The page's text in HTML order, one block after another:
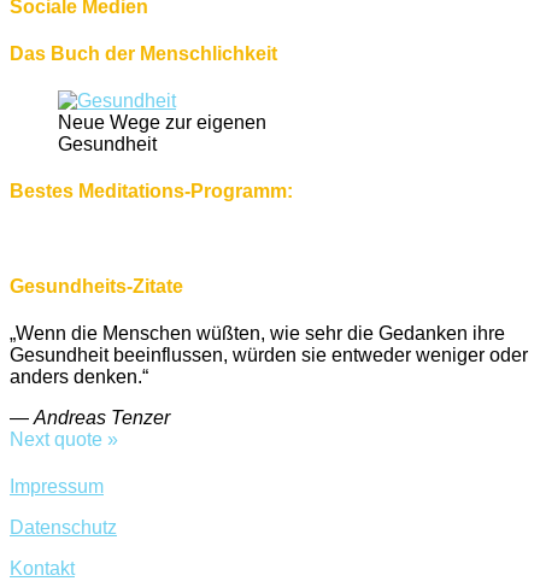
Sociale Medien
Das Buch der Menschlichkeit
Neue Wege zur eigenen
Gesundheit
Bestes Meditations-Programm:
Gesundheits-Zitate
„Wenn die Menschen wüßten, wie sehr die Gedanken ihre
Gesundheit beeinflussen, würden sie entweder weniger oder
anders denken.“
— Andreas Tenzer
Next quote »
Impressum
Datenschutz
Kontakt